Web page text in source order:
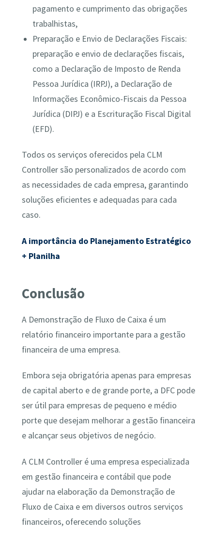
pagamento e cumprimento das obrigações
trabalhistas,
Preparação e Envio de Declarações Fiscais:
preparação e envio de declarações fiscais,
como a Declaração de Imposto de Renda
Pessoa Jurídica (IRPJ), a Declaração de
Informações Econômico-Fiscais da Pessoa
Jurídica (DIPJ) e a Escrituração Fiscal Digital
(EFD).
Todos os serviços oferecidos pela CLM
Controller são personalizados de acordo com
as necessidades de cada empresa, garantindo
soluções eficientes e adequadas para cada
caso.
A importância do Planejamento Estratégico
+ Planilha
Conclusão
A Demonstração de Fluxo de Caixa é um
relatório financeiro importante para a gestão
financeira de uma empresa.
Embora seja obrigatória apenas para empresas
de capital aberto e de grande porte, a DFC pode
ser útil para empresas de pequeno e médio
porte que desejam melhorar a gestão financeira
e alcançar seus objetivos de negócio.
A CLM Controller é uma empresa especializada
em gestão financeira e contábil que pode
ajudar na elaboração da Demonstração de
Fluxo de Caixa e em diversos outros serviços
financeiros, oferecendo soluções